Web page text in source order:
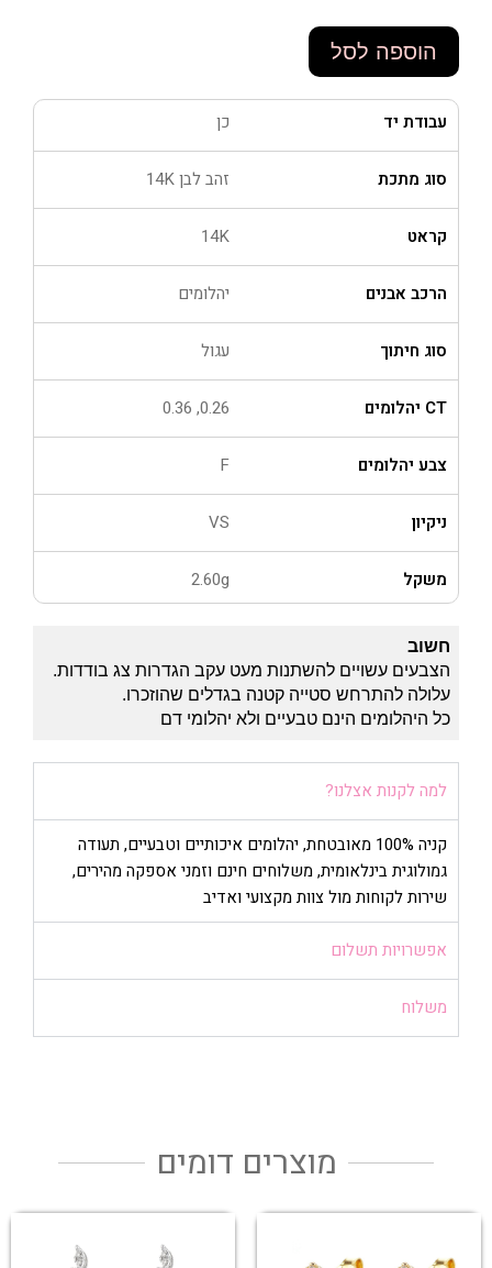
הוספה לסל
עבודת יד כן
סוג מתכת זהב לבן 14K
קראט 14K
הרכב אבנים יהלומים
סוג חיתוך עגול
CT יהלומים 0.26, 0.36
צבע יהלומים F
ניקיון VS
משקל 2.60g
חשוב
הצבעים עשויים להשתנות מעט עקב הגדרות צג בודדות.
עלולה להתרחש סטייה קטנה בגדלים שהוזכרו.
כל היהלומים הינם טבעיים ולא יהלומי דם
למה לקנות אצלנו?
קניה 100% מאובטחת, יהלומים איכותיים וטבעיים, תעודה
גמולוגית בינלאומית, משלוחים חינם וזמני אספקה מהירים,
שירות לקוחות מול צוות מקצועי ואדיב
אפשרויות תשלום
משלוח
מוצרים דומים